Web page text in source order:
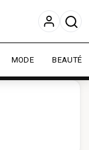
votre
En savoir plus
MODE BEAUTÉ